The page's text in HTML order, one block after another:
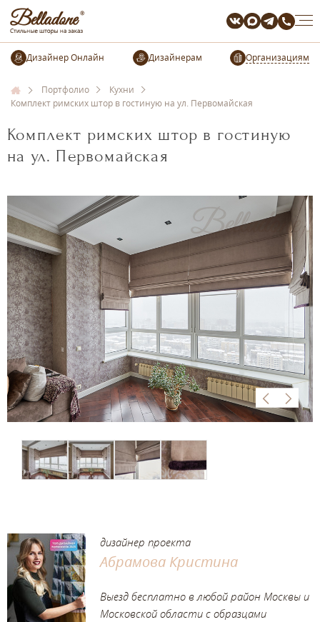
Организациям
Портфолио
Кухни
Комплект римских штор в гостиную на ул. Первомайская
Комплект римских штор в гостиную
на ул. Первомайская
дизайнер проекта
Абрамова Кристина
Выезд бесплатно в любой район Москвы и
Московской области с образцами